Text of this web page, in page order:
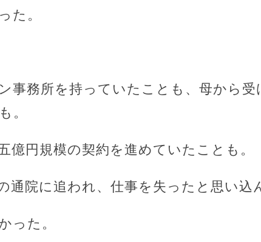
た。
事務所を持っていたことも、母から受
。
億円規模の契約を進めていたことも。
通院に追われ、仕事を失ったと思い込
った。